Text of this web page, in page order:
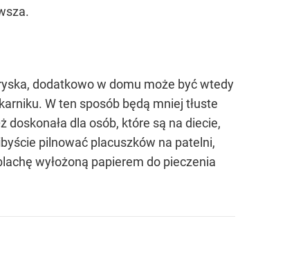
dodatkowo w domu może być wtedy
W ten sposób będą mniej tłuste
dla osób, które są na diecie,
pilnować placuszków na patelni,
wyłożoną papierem do pieczenia